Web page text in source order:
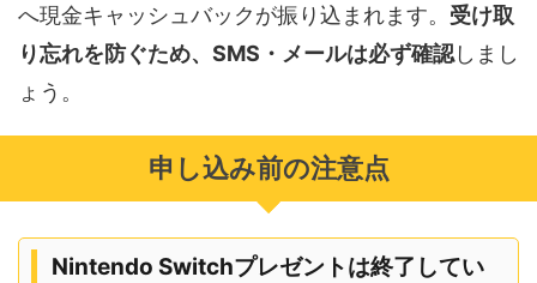
へ現金キャッシュバックが振り込まれます。 受け取
り忘れを防ぐため、SMS・メールは必ず確認しまし
ょう。
申し込み前の注意点
Nintendo Switchプレゼントは終了してい